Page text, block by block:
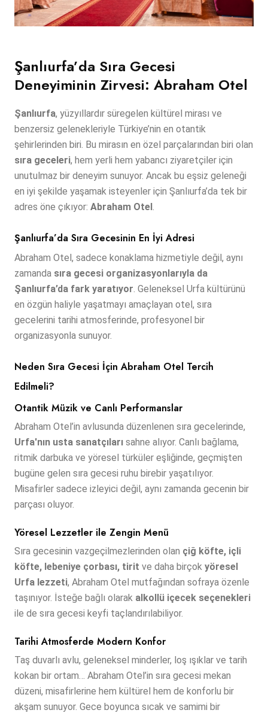
Şanlıurfa’da Sıra Gecesi
Deneyiminin Zirvesi: Abraham Otel
Şanlıurfa, yüzyıllardır süregelen kültürel mirası ve
benzersiz gelenekleriyle Türkiye’nin en otantik
şehirlerinden biri. Bu mirasın en özel parçalarından biri olan
sıra geceleri, hem yerli hem yabancı ziyaretçiler için
unutulmaz bir deneyim sunuyor. Ancak bu eşsiz geleneği
en iyi şekilde yaşamak isteyenler için Şanlıurfa’da tek bir
adres öne çıkıyor: Abraham Otel .
Şanlıurfa’da Sıra Gecesinin En İyi Adresi
Abraham Otel, sadece konaklama hizmetiyle değil, aynı
zamanda sıra gecesi organizasyonlarıyla da
Şanlıurfa’da fark yaratıyor. Geleneksel Urfa kültürünü
en özgün haliyle yaşatmayı amaçlayan otel, sıra
gecelerini tarihi atmosferinde, profesyonel bir
organizasyonla sunuyor.
Neden Sıra Gecesi İçin Abraham Otel Tercih
Edilmeli?
Otantik Müzik ve Canlı Performanslar
Abraham Otel’in avlusunda düzenlenen sıra gecelerinde,
Urfa'nın usta sanatçıları sahne alıyor. Canlı bağlama,
ritmik darbuka ve yöresel türküler eşliğinde, geçmişten
bugüne gelen sıra gecesi ruhu birebir yaşatılıyor.
Misafirler sadece izleyici değil, aynı zamanda gecenin bir
parçası oluyor.
Yöresel Lezzetler ile Zengin Menü
Sıra gecesinin vazgeçilmezlerinden olan çiğ köfte, içli
köfte, lebeniye çorbası, tirit ve daha birçok yöresel
Urfa lezzeti, Abraham Otel mutfağından sofraya özenle
taşınıyor. İsteğe bağlı olarak alkollü içecek seçenekleri
ile de sıra gecesi keyfi taçlandırılabiliyor.
Tarihi Atmosferde Modern Konfor
Taş duvarlı avlu, geleneksel minderler, loş ışıklar ve tarih
kokan bir ortam… Abraham Otel’in sıra gecesi mekan
düzeni, misafirlerine hem kültürel hem de konforlu bir
akşam sunuyor. Gece boyunca sıcak ve samimi bir